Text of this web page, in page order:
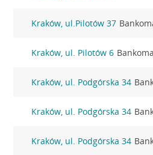
Kraków, ul.Pilotów 37
Kraków, ul. Pilotów 6
Kraków, ul. Podgórska 34
Kraków, ul. Podgórska 34
Kraków, ul. Podgórska 34